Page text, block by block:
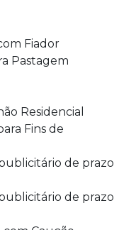
Fiador
Pastagem
Residencial
Fins de
de prazo
de prazo